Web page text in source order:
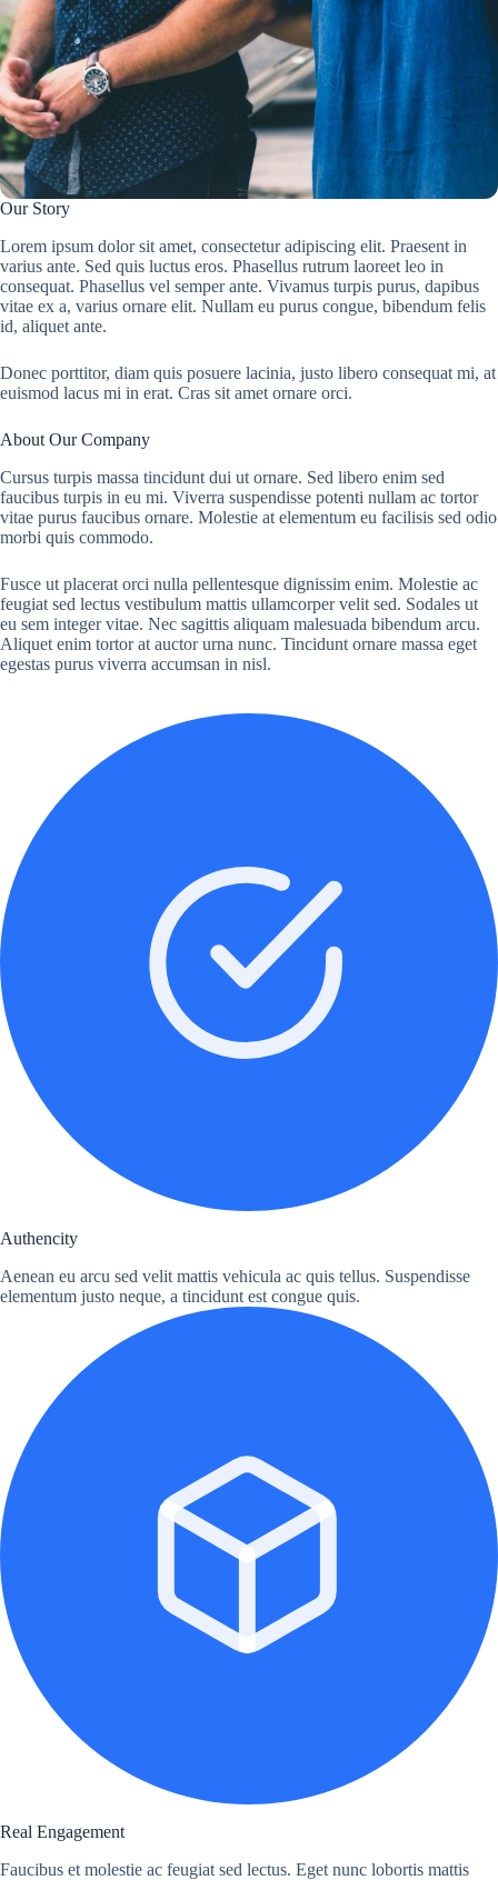
Our Story
Lorem ipsum dolor sit amet, consectetur adipiscing elit. Praesent in
varius ante. Sed quis luctus eros. Phasellus rutrum laoreet leo in
consequat. Phasellus vel semper ante. Vivamus turpis purus, dapibus
vitae ex a, varius ornare elit. Nullam eu purus congue, bibendum felis
id, aliquet ante.
Donec porttitor, diam quis posuere lacinia, justo libero consequat mi, at
euismod lacus mi in erat. Cras sit amet ornare orci.
About Our Company
Cursus turpis massa tincidunt dui ut ornare. Sed libero enim sed
faucibus turpis in eu mi. Viverra suspendisse potenti nullam ac tortor
vitae purus faucibus ornare. Molestie at elementum eu facilisis sed odio
morbi quis commodo.
Fusce ut placerat orci nulla pellentesque dignissim enim. Molestie ac
feugiat sed lectus vestibulum mattis ullamcorper velit sed. Sodales ut
eu sem integer vitae. Nec sagittis aliquam malesuada bibendum arcu.
Aliquet enim tortor at auctor urna nunc. Tincidunt ornare massa eget
egestas purus viverra accumsan in nisl.
Authencity
Aenean eu arcu sed velit mattis vehicula ac quis tellus. Suspendisse
elementum justo neque, a tincidunt est congue quis.
Real Engagement
Faucibus et molestie ac feugiat sed lectus. Eget nunc lobortis mattis